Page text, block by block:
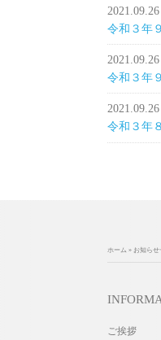
2021.09.26
2021.09.26
2021.09.26
ホーム » お知らせ
ご挨拶